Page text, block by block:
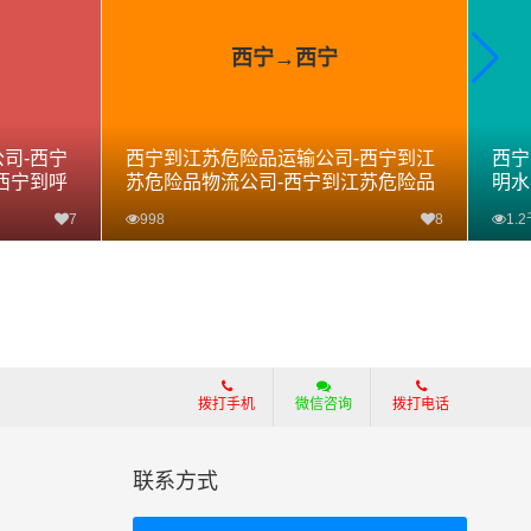
-西宁
宁到呼
7
西宁→西宁
西宁到江苏危险品运输公司-西宁到江
苏危险品物流公司-西宁到江苏危险品
998 8
西
明
1.2
拨打手机 微信咨询 拨打电话
联系方式